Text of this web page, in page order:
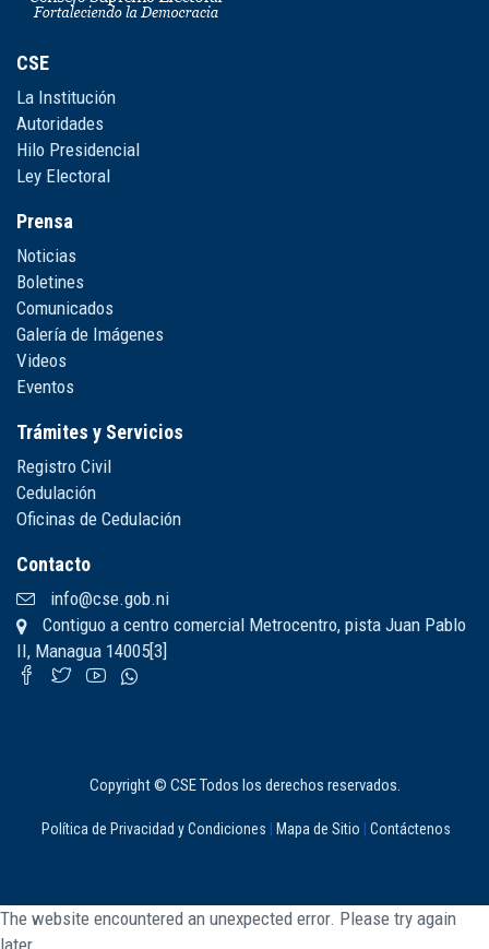
CSE
La Institución
Autoridades
Hilo Presidencial
Ley Electoral
Prensa
Noticias
Boletines
Comunicados
Galería de Imágenes
Videos
Eventos
Trámites y Servicios
Registro Civil
Cedulación
Oficinas de Cedulación
Contacto
info@cse.gob.ni
Contiguo a centro comercial Metrocentro, pista Juan Pablo
II, Managua 14005[3]
Copyright © CSE Todos los derechos reservados.
Política de Privacidad y Condiciones Mapa de Sitio Contáctenos
The website encountered an unexpected error. Please try again
later.